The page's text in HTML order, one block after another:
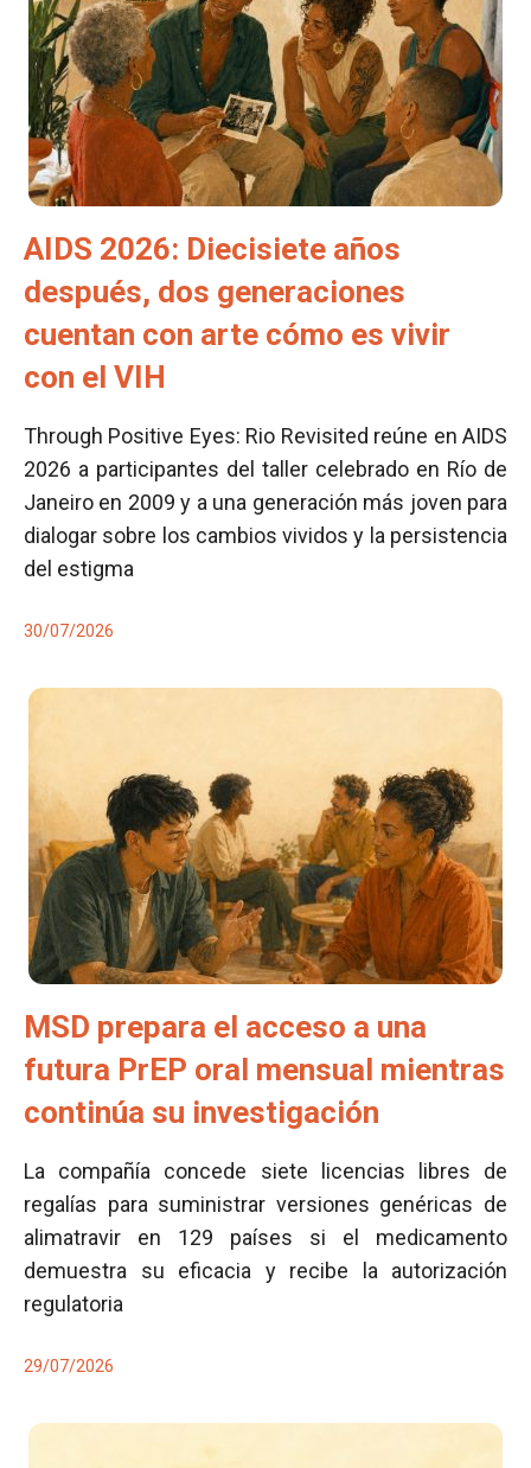
AIDS 2026: Diecisiete años
después, dos generaciones
cuentan con arte cómo es vivir
con el VIH
Through Positive Eyes: Rio Revisited reúne en AIDS
2026 a participantes del taller celebrado en Río de
Janeiro en 2009 y a una generación más joven para
dialogar sobre los cambios vividos y la persistencia
del estigma
30/07/2026
MSD prepara el acceso a una
futura PrEP oral mensual mientras
continúa su investigación
La compañía concede siete licencias libres de
regalías para suministrar versiones genéricas de
alimatravir en 129 países si el medicamento
demuestra su eficacia y recibe la autorización
regulatoria
29/07/2026